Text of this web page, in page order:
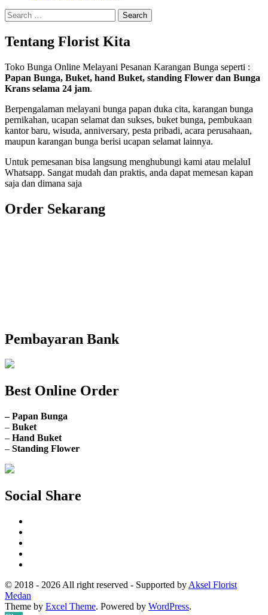
Search
for:
Tentang Florist Kita
Toko Bunga Online Melayani Pesanan Karangan Bunga seperti :
Papan Bunga, Buket, hand Buket, standing Flower dan Bunga
Krans selama 24 jam.
Berpengalaman melayani bunga papan duka cita, karangan bunga
pernikahan, ucapan selamat dan sukses, buket bunga, pembukaan
kantor baru, wisuda, anniversary, pesta pribadi, acara perusahaan,
maupun karangan bunga berisi ucapan selamat lainnya.
Untuk pemesanan bisa langsung menghubungi kami atau melaluI
Whatsapp. Sangat mudah dan praktis, anda dapat memesan kapan
saja dan dimana saja
Order Sekarang
Pembayaran Bank
Best Online Order
– Papan Bunga
– Buket
– Hand Buket
– Standing Flower
Social Share
© 2018 - 2026 All right reserved - Supported by Aksel Florist
Medan
Theme by Excel Theme. Powered by WordPress.